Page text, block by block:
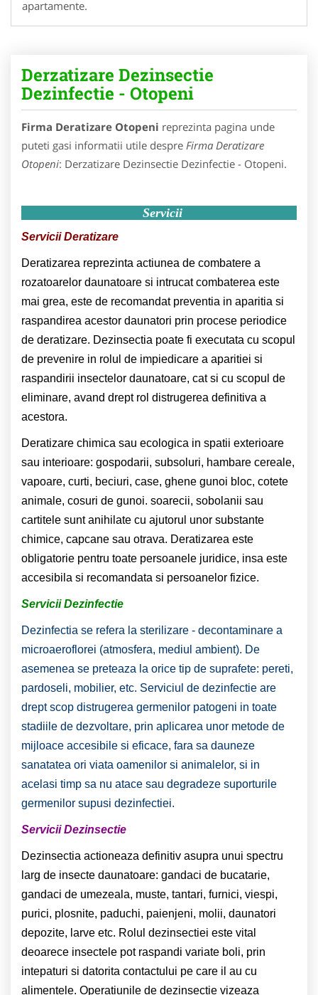
apartamente.
Derzatizare Dezinsectie
Dezinfectie - Otopeni
Firma Deratizare Otopeni reprezinta pagina unde
puteti gasi informatii utile despre Firma Deratizare
Otopeni: Derzatizare Dezinsectie Dezinfectie - Otopeni.
Servicii
Servicii Deratizare
Deratizarea reprezinta actiunea de combatere a
rozatoarelor daunatoare si intrucat combaterea este
mai grea, este de recomandat preventia in aparitia si
raspandirea acestor daunatori prin procese periodice
de deratizare. Dezinsectia poate fi executata cu scopul
de prevenire in rolul de impiedicare a aparitiei si
raspandirii insectelor daunatoare, cat si cu scopul de
eliminare, avand drept rol distrugerea definitiva a
acestora.
Deratizare chimica sau ecologica in spatii exterioare
sau interioare: gospodarii, subsoluri, hambare cereale,
vapoare, curti, beciuri, case, ghene gunoi bloc, cotete
animale, cosuri de gunoi. soarecii, sobolanii sau
cartitele sunt anihilate cu ajutorul unor substante
chimice, capcane sau otrava. Deratizarea este
obligatorie pentru toate persoanele juridice, insa este
accesibila si recomandata si persoanelor fizice.
Servicii Dezinfectie
Dezinfectia se refera la sterilizare - decontaminare a
microaeroflorei (atmosfera, mediul ambient). De
asemenea se preteaza la orice tip de suprafete: pereti,
pardoseli, mobilier, etc. Serviciul de dezinfectie are
drept scop distrugerea germenilor patogeni in toate
stadiile de dezvoltare, prin aplicarea unor metode de
mijloace accesibile si eficace, fara sa dauneze
sanatatea ori viata oamenilor si animalelor, si in
acelasi timp sa nu atace sau degradeze suporturile
germenilor supusi dezinfectiei.
Servicii Dezinsectie
Dezinsectia actioneaza definitiv asupra unui spectru
larg de insecte daunatoare: gandaci de bucatarie,
gandaci de umezeala, muste, tantari, furnici, viespi,
purici, plosnite, paduchi, paienjeni, molii, daunatori
depozite, larve etc. Rolul dezinsectiei este vital
deoarece insectele pot raspandi variate boli, prin
intepaturi si datorita contactului pe care il au cu
alimentele. Operatiunile de dezinsectie vizeaza